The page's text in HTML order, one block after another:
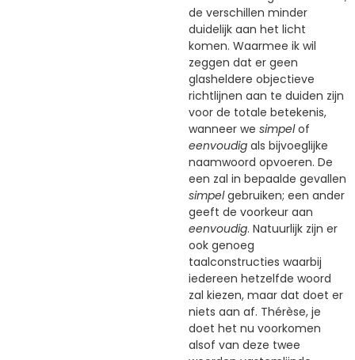
de verschillen minder
duidelijk aan het licht
komen. Waarmee ik wil
zeggen dat er geen
glasheldere objectieve
richtlijnen aan te duiden zijn
voor de totale betekenis,
wanneer we simpelof
eenvoudig als bijvoeglijke
naamwoord opvoeren. De
een zal in bepaalde gevallen
simpelgebruiken; een ander
geeft de voorkeur aan
eenvoudig. Natuurlijk zijn er
ook genoeg
taalconstructies waarbij
iedereen hetzelfde woord
zal kiezen, maar dat doet er
niets aan af. Thérèse, je
doet het nu voorkomen
alsof van deze twee